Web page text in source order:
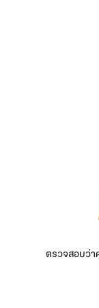
ตรวจสอบว่า